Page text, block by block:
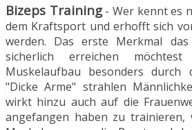
Bizeps Training- Wer kennt es
dem Kraftsport und erhofft sich
werden. Das erste Merkmal
sicherlich erreichen
Muskelaufbau besonders durch
"Dicke Arme" strahlen
wirkt hinzu auch auf die
angefangen haben zu trainieren,